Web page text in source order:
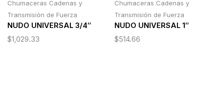
Chumaceras Cadenas y
Transmisión de Fuerza
NUDO UNIVERSAL 3/4″
$1,029.33
Chumaceras Cadenas y
Transmisión de Fuerza
NUDO UNIVERSAL 1″
$514.66